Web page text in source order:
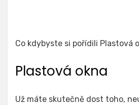
Co kdybyste si pořídili Plastová
Plastová okna
Už máte skutečně dost toho,